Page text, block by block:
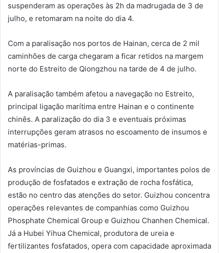
suspenderam as operações às 2h da madrugada de 3 de
julho, e retomaram na noite do dia 4.
Com a paralisação nos portos de Hainan, cerca de 2 mil
caminhões de carga chegaram a ficar retidos na margem
norte do Estreito de Qiongzhou na tarde de 4 de julho.
A paralisação também afetou a navegação no Estreito,
principal ligação marítima entre Hainan e o continente
chinês. A paralização do dia 3 e eventuais próximas
interrupções geram atrasos no escoamento de insumos e
matérias-primas.
As províncias de Guizhou e Guangxi, importantes polos de
produção de fosfatados e extração de rocha fosfática,
estão no centro das atenções do setor. Guizhou concentra
operações relevantes de companhias como Guizhou
Phosphate Chemical Group e Guizhou Chanhen Chemical.
Já a Hubei Yihua Chemical, produtora de ureia e
fertilizantes fosfatados, opera com capacidade aproximada